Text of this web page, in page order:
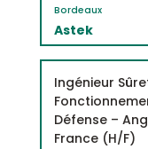
Astek
Bordeaux
Ingénieur
Défense –
France (H/F)